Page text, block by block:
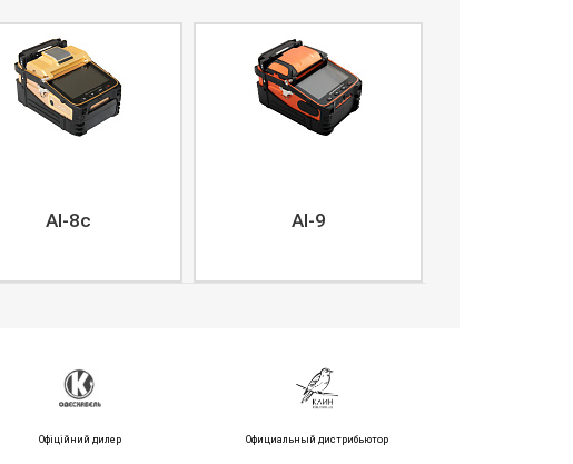
AI-8c AI-9
Офіційний дилер Официальный дистрибьютор